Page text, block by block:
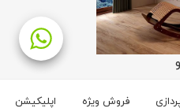
فروش ویژه اپلیکیشن